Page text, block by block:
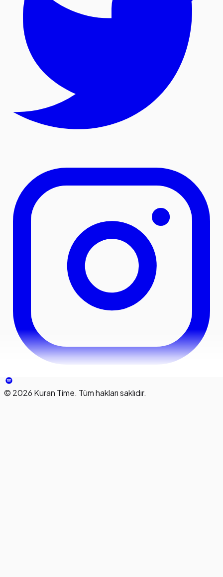
© 2026 Kuran Time. Tüm hakları saklıdır.